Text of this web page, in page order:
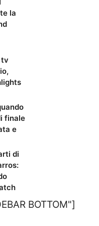
la
finale
e
di
BOTTOM"]